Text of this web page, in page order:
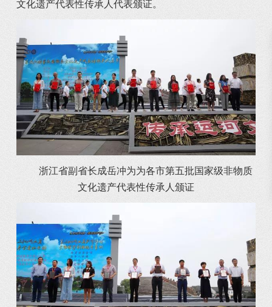
文化遗产代表性传承人代表颁证。
浙江省副省长成岳冲为为各市第五批国家级非物质
文化遗产代表性传承人颁证